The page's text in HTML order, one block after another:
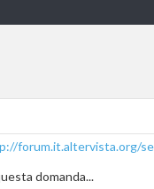
forum.it.altervista.org/
domanda...